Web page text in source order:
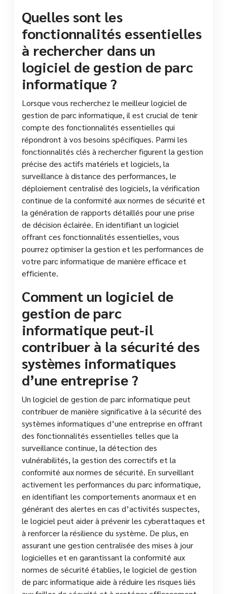
Quelles sont les
fonctionnalités essentielles
à rechercher dans un
logiciel de gestion de parc
informatique ?
Lorsque vous recherchez le meilleur logiciel de
gestion de parc informatique, il est crucial de tenir
compte des fonctionnalités essentielles qui
répondront à vos besoins spécifiques. Parmi les
fonctionnalités clés à rechercher figurent la gestion
précise des actifs matériels et logiciels, la
surveillance à distance des performances, le
déploiement centralisé des logiciels, la vérification
continue de la conformité aux normes de sécurité et
la génération de rapports détaillés pour une prise
de décision éclairée. En identifiant un logiciel
offrant ces fonctionnalités essentielles, vous
pourrez optimiser la gestion et les performances de
votre parc informatique de manière efficace et
efficiente.
Comment un logiciel de
gestion de parc
informatique peut-il
contribuer à la sécurité des
systèmes informatiques
d’une entreprise ?
Un logiciel de gestion de parc informatique peut
contribuer de manière significative à la sécurité des
systèmes informatiques d’une entreprise en offrant
des fonctionnalités essentielles telles que la
surveillance continue, la détection des
vulnérabilités, la gestion des correctifs et la
conformité aux normes de sécurité. En surveillant
activement les performances du parc informatique,
en identifiant les comportements anormaux et en
générant des alertes en cas d’activités suspectes,
le logiciel peut aider à prévenir les cyberattaques et
à renforcer la résilience du système. De plus, en
assurant une gestion centralisée des mises à jour
logicielles et en garantissant la conformité aux
normes de sécurité établies, le logiciel de gestion
de parc informatique aide à réduire les risques liés